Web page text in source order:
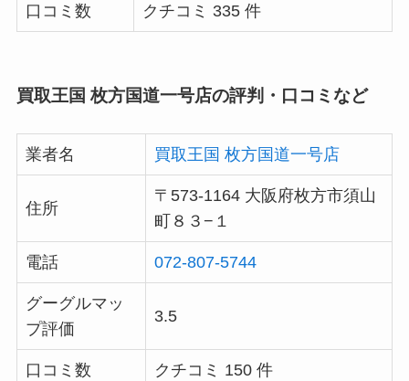
口コミ数 クチコミ 335 件
買取王国 枚方国道一号店の評判・口コミなど
業者名 買取王国 枚方国道一号店
住所
〒573-1164 大阪府枚方市須山
町８３−１
電話 072-807-5744
グーグルマッ
プ評価
3.5
口コミ数 クチコミ 150 件